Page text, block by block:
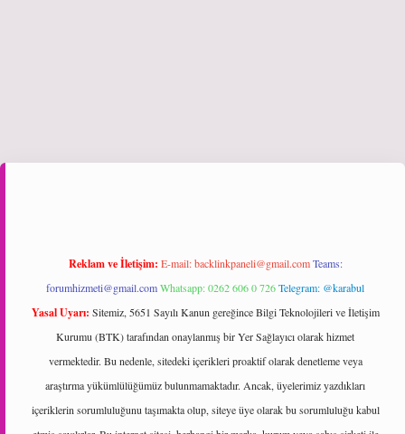
Reklam ve İletişim: E-mail:backlinkpaneli@gmail.com Teams:
forumhizmeti@gmail.comWhatsapp: 0262 606 0 726Telegram: @karabul
Yasal Uyarı: Sitemiz, 5651 Sayılı Kanun gereğince Bilgi Teknolojileri ve İletişim
Kurumu (BTK) tarafından onaylanmış bir Yer Sağlayıcı olarak hizmet
vermektedir. Bu nedenle, sitedeki içerikleri proaktif olarak denetleme veya
araştırma yükümlülüğümüz bulunmamaktadır. Ancak, üyelerimiz yazdıkları
içeriklerin sorumluluğunu taşımakta olup, siteye üye olarak bu sorumluluğu kabul